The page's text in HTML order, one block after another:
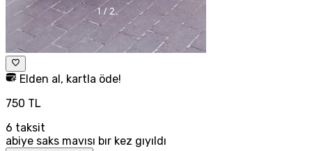
Elden al, kartla öde!
750 TL
6 taksit
abiye saks mavısı bır kez gıyıldı